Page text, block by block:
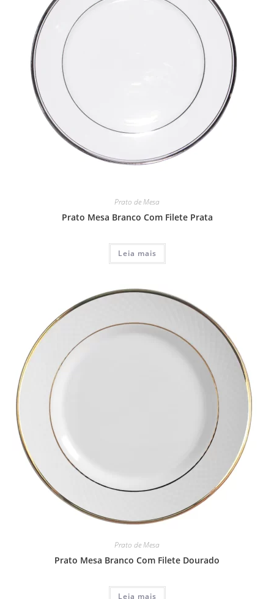
Prato de Mesa
Prato Mesa Branco Com Filete Prata
Leia mais
Prato de Mesa
Prato Mesa Branco Com Filete Dourado
Leia mais